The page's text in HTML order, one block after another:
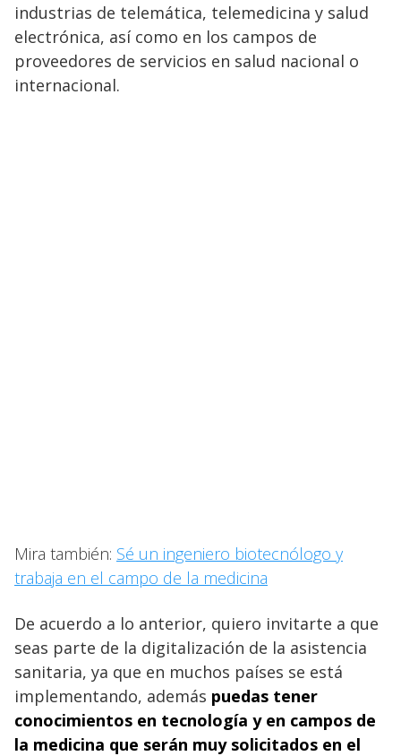
industrias de telemática, telemedicina y salud
electrónica, así como en los campos de
proveedores de servicios en salud nacional o
internacional.
Mira también: Sé un ingeniero biotecnólogo y
trabaja en el campo de la medicina
De acuerdo a lo anterior, quiero invitarte a que
seas parte de la digitalización de la asistencia
sanitaria, ya que en muchos países se está
implementando, además puedas tener
conocimientos en tecnología y en campos de
la medicina que serán muy solicitados en el